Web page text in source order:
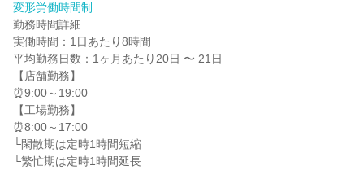
変形労働時間制
勤務時間詳細
実働時間：1日あたり8時間
平均勤務日数：1ヶ月あたり20日 〜 21日
【店舗勤務】
⏰9:00～19:00
【工場勤務】
⏰8:00～17:00
└閑散期は定時1時間短縮
└繁忙期は定時1時間延長